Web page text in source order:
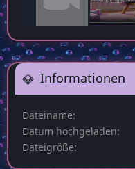
Informationen
Dateiname
Datum hochgeladen
Dateigröße